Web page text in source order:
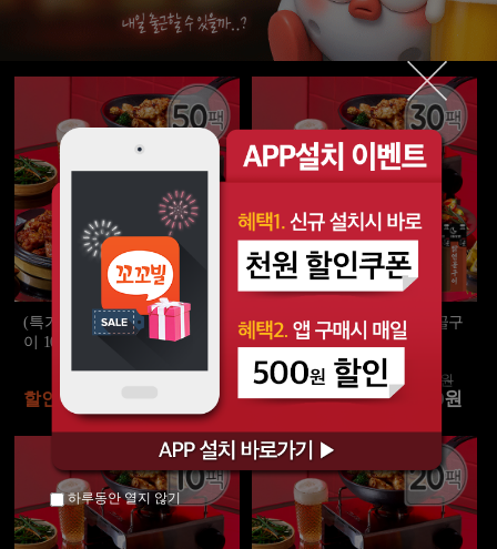
(특가) 오독오독 닭안심 연골구
이 100g 4종 50팩
할인가 74,000원
(특가) 오독오독 닭안심 연골구
이 100g 4종 30팩
할인가
135,000원
46,500원
하루동안 열지 않기